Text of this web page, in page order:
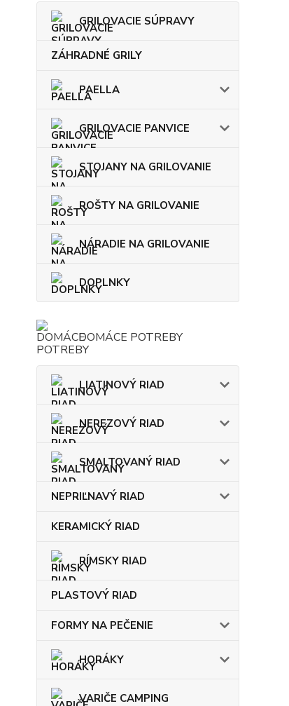
GRILOVACIE SÚPRAVY
ZÁHRADNÉ GRILY
PAELLA
GRILOVACIE PANVICE
STOJANY NA GRILOVANIE
ROŠTY NA GRILOVANIE
NÁRADIE NA GRILOVANIE
DOPLNKY
DOMÁCE POTREBY
LIATINOVÝ RIAD
NEREZOVÝ RIAD
SMALTOVANÝ RIAD
NEPRIĽNAVÝ RIAD
KERAMICKÝ RIAD
RÍMSKY RIAD
PLASTOVÝ RIAD
FORMY NA PEČENIE
HORÁKY
VARIČE CAMPING